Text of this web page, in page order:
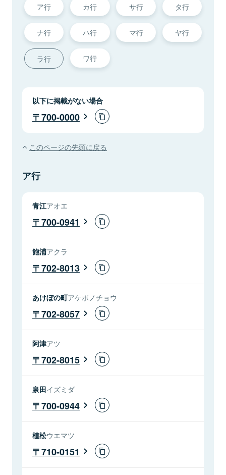
ア行 カ行 サ行 タ行
ナ行 ハ行 マ行 ヤ行
ラ行 ワ行
以下に掲載がない場合
700-0000
このページの先頭に戻る
ア行
青江アオエ
700-0941
飽浦アクラ
702-8013
あけぼの町アケボノチョウ
702-8057
阿津アツ
702-8015
泉田イズミダ
700-0944
植松ウエマツ
710-0151